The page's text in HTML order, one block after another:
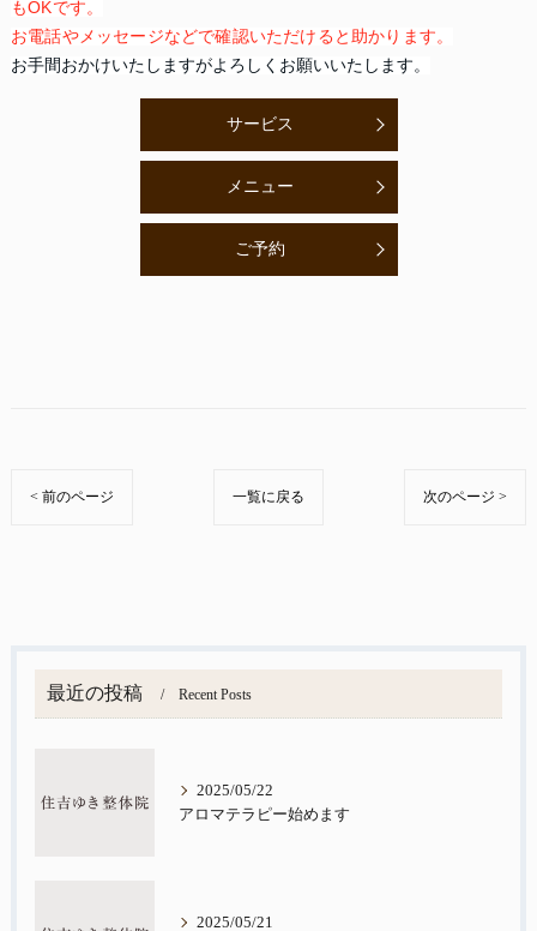
もOKです。
お電話やメッセージなどで確認いただけると助かります。
お手間おかけいたしますがよろしくお願いいたします。
サービス
メニュー
ご予約
< 前のページ 一覧に戻る 次のページ >
最近の投稿 Recent Posts
2025/05/22
アロマテラピー始めます
2025/05/21